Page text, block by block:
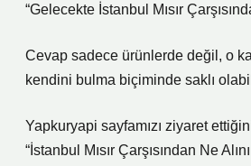
“Gelecekte İstanbul Mısır
Cevap sadece ürünlerde değil, o
kendini bulma biçiminde saklı
Yapkuryapi sayfamızı ziyaret
“İstanbul Mısır Çarşısından Ne